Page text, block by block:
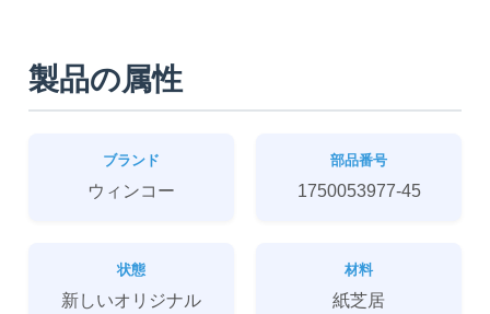
製品の属性
ブランド
ウィンコー
部品番号
1750053977-45
状態
新しいオリジナル
材料
紙芝居